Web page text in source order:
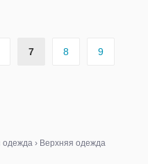
7 8 9
одежда › Верхняя одежда